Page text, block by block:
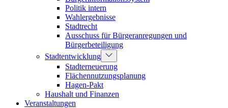
Politik intern
Wahlergebnisse
Stadtrecht
Ausschuss für Bürgeranregungen und
Bürgerbeteiligung
Stadtentwicklung
Stadterneuerung
Flächennutzungsplanung
Hagen-Pakt
Haushalt und Finanzen
Veranstaltungen